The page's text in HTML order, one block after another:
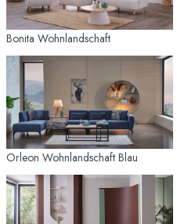
Bonita Wohnlandschaft
Orleon Wohnlandschaft Blau